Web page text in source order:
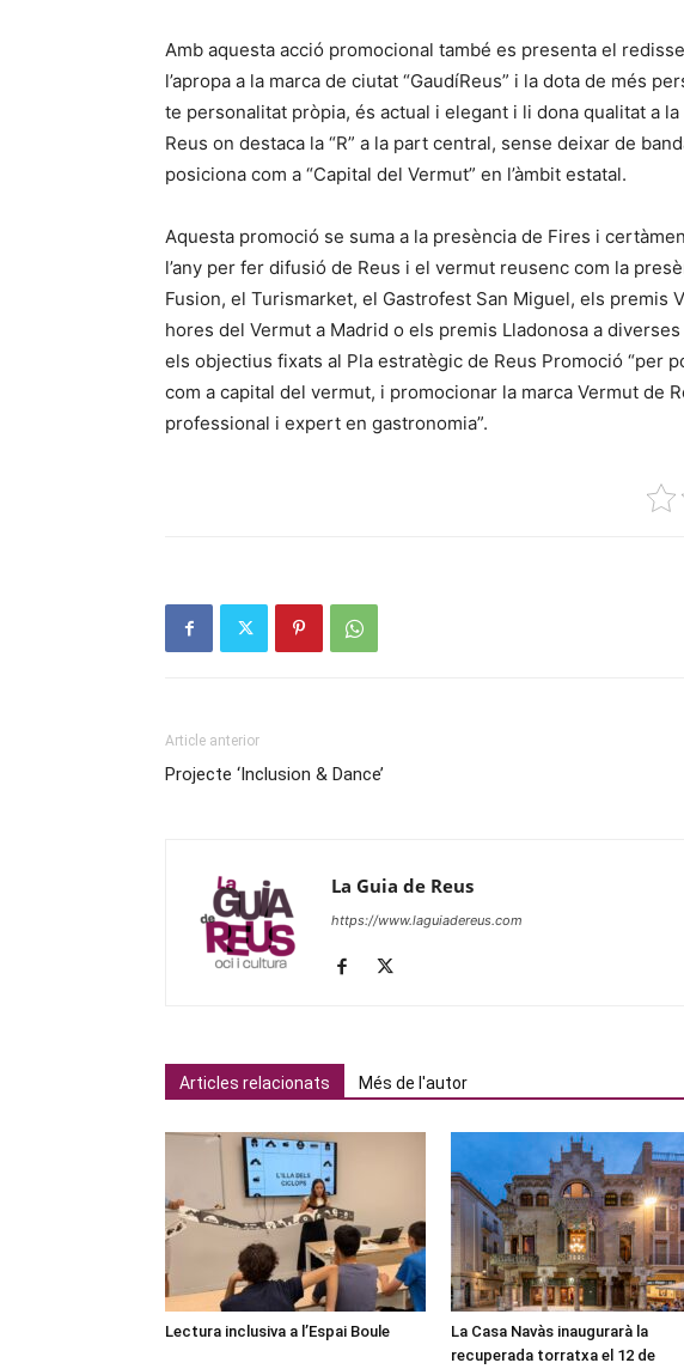
Amb aquesta acció promocional també es presenta el
l’apropa a la marca de ciutat “GaudíReus” i la dota de més
te personalitat pròpia, és actual i elegant i li dona qualitat a
Reus on destaca la “R” a la part central, sense deixar de
posiciona com a “Capital del Vermut” en l’àmbit estatal.
Aquesta promoció se suma a la presència de Fires i
l’any per fer difusió de Reus i el vermut reusenc com la
Fusion, el Turismarket, el Gastrofest San Miguel, els premis
hores del Vermut a Madrid o els premis Lladonosa a diverses
els objectius fixats al Pla estratègic de Reus Promoció “per
com a capital del vermut, i promocionar la marca Vermut de
professional i expert en gastronomia”.
Article anterior
Projecte ‘Inclusion & Dance’
La Guia de Reus
https://www.laguiadereus.com
Articles relacionats Més de l'autor
Lectura inclusiva a l’Espai Boule
La Casa Navàs inaugurarà la
recuperada torratxa el 12 de